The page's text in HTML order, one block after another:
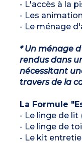
- L'accès à la
- Les
- Le ménage
* Un ménage
rendus dans
nécessitant
travers de la
La Formule
- Le linge de lit
- Le linge de
- Le kit